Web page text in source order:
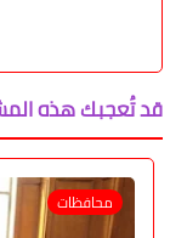
قد تُعجبك هذه
محافظات